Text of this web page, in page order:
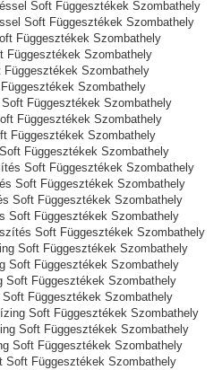
Soft Függesztékek Szombathely
Soft Függesztékek Szombathely
Függesztékek Szombathely
Függesztékek Szombathely
Szombathely
Szombathely
Függesztékek Szombathely
Függesztékek Szombathely
Függesztékek Szombathely
Függesztékek Szombathely
Soft Függesztékek Szombathely
Soft Függesztékek Szombathely
Soft Függesztékek Szombathely
Soft Függesztékek Szombathely
Soft Függesztékek Szombathely
Soft Függesztékek Szombathely
Soft Függesztékek Szombathely
Soft Függesztékek Szombathely
Függesztékek Szombathely
Soft Függesztékek Szombathely
Soft Függesztékek Szombathely
Soft Függesztékek Szombathely
Soft Függesztékek Szombathely